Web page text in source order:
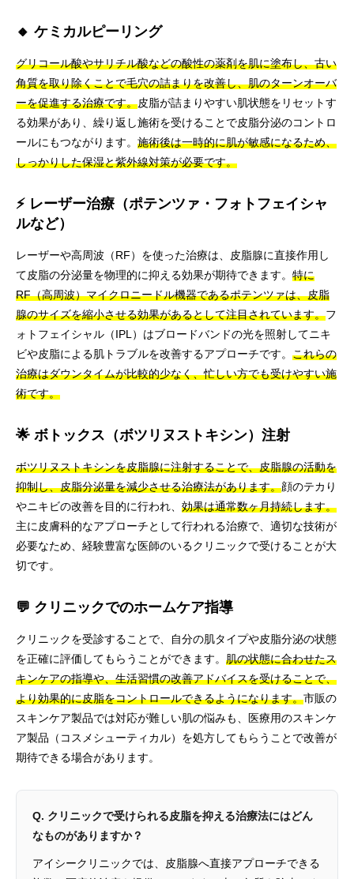
🔸 ケミカルピーリング
グリコール酸やサリチル酸などの酸性の薬剤を肌に塗布し、古い
角質を取り除くことで毛穴の詰まりを改善し、肌のターンオーバ
ーを促進する治療です。皮脂が詰まりやすい肌状態をリセットす
る効果があり、繰り返し施術を受けることで皮脂分泌のコントロ
ールにもつながります。 施術後は一時的に肌が敏感になるため、
しっかりした保湿と紫外線対策が必要です。
⚡ レーザー治療（ポテンツァ・フォトフェイシャ
ルなど）
レーザーや高周波（RF）を使った治療は、皮脂腺に直接作用し
て皮脂の分泌量を物理的に抑える効果が期待できます。 特に
RF（高周波）マイクロニードル機器であるポテンツァは、皮脂
腺のサイズを縮小させる効果があるとして注目されています。フ
ォトフェイシャル（IPL）はブロードバンドの光を照射してニキ
ビや皮脂による肌トラブルを改善するアプローチです。 これらの
治療はダウンタイムが比較的少なく、忙しい方でも受けやすい施
術です。
🌟 ボトックス（ボツリヌストキシン）注射
ボツリヌストキシンを皮脂腺に注射することで、皮脂腺の活動を
抑制し、皮脂分泌量を減少させる治療法があります。顔のテカり
やニキビの改善を目的に行われ、 効果は通常数ヶ月持続します。
主に皮膚科的なアプローチとして行われる治療で、適切な技術が
必要なため、経験豊富な医師のいるクリニックで受けることが大
切です。
💬 クリニックでのホームケア指導
クリニックを受診することで、自分の肌タイプや皮脂分泌の状態
を正確に評価してもらうことができます。 肌の状態に合わせたス
キンケアの指導や、生活習慣の改善アドバイスを受けることで、
より効果的に皮脂をコントロールできるようになります。市販の
スキンケア製品では対応が難しい肌の悩みも、医療用のスキンケ
ア製品（コスメシューティカル）を処方してもらうことで改善が
期待できる場合があります。
Q. クリニックで受けられる皮脂を抑える治療法にはどん
なものがありますか？
アイシークリニックでは、皮脂腺へ直接アプローチできる